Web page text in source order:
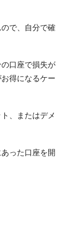
で、自分で確
口座で損失が
得になるケー
、またはデメ
った口座を開